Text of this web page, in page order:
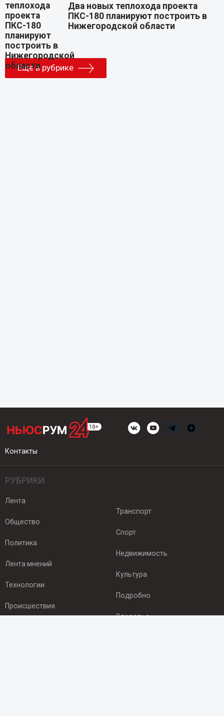
Два новых теплохода проекта
ПКС-180 планируют построить в
Нижегородской области
Еще в рубрике
Контакты
РУБРИКИ
Лента
Общество
Политика
Лента мнений
Технологии
Происшествия
Транспорт
Спорт
Недвижимость
Культура
Подробно
Здоровье